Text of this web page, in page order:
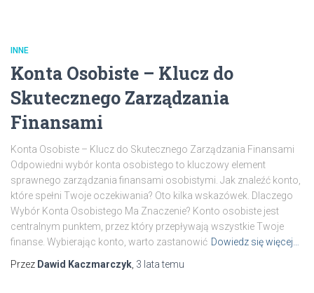
INNE
Konta Osobiste – Klucz do
Skutecznego Zarządzania
Finansami
Konta Osobiste – Klucz do Skutecznego Zarządzania Finansami
Odpowiedni wybór konta osobistego to kluczowy element
sprawnego zarządzania finansami osobistymi. Jak znaleźć konto,
które spełni Twoje oczekiwania? Oto kilka wskazówek. Dlaczego
Wybór Konta Osobistego Ma Znaczenie? Konto osobiste jest
centralnym punktem, przez który przepływają wszystkie Twoje
finanse. Wybierając konto, warto zastanowić Dowiedz się więcej…
Przez Dawid Kaczmarczyk 3 latatemu